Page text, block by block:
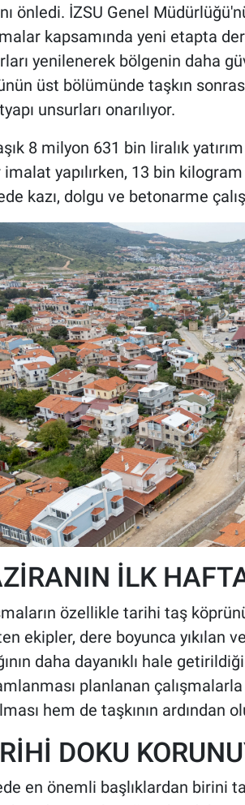
önledi. İZSU Genel
kapsamında yeni etapta
yenilenerek bölgenin daha
üst bölümünde taşkın
unsurları onarılıyor.
8 milyon 631 bin liralık
imalat yapılırken, 13 bin
kazı, dolgu ve betonarme
İLK
özellikle tarihi taş
ekipler, dere boyunca yıkılan
daha dayanıklı hale
planlanan
hem de taşkının ardından
DOKU
en önemli başlıklardan birini